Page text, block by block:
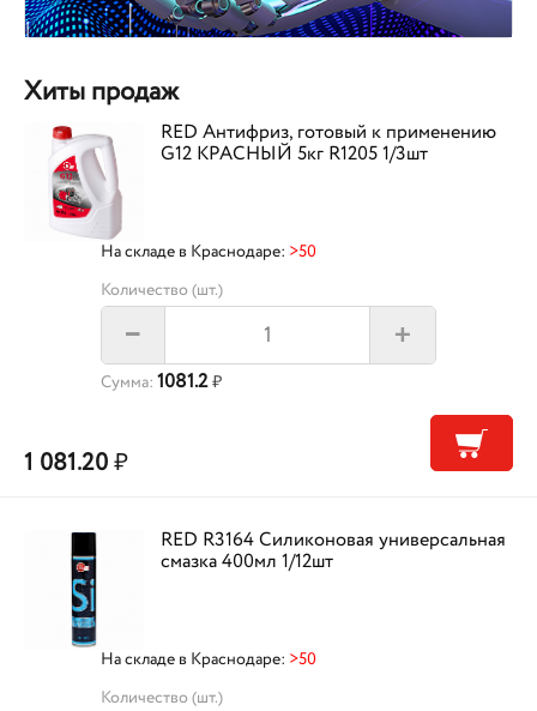
Хиты продаж
RED Антифриз, готовый к применению
G12 КРАСНЫЙ 5кг R1205 1/3шт
На складе в Краснодаре: >50
Количество (шт.)
– +
Сумма: 1081.2₽
1 081.20₽
RED R3164 Силиконовая универсальная
смазка 400мл 1/12шт
На складе в Краснодаре: >50
Количество (шт.)